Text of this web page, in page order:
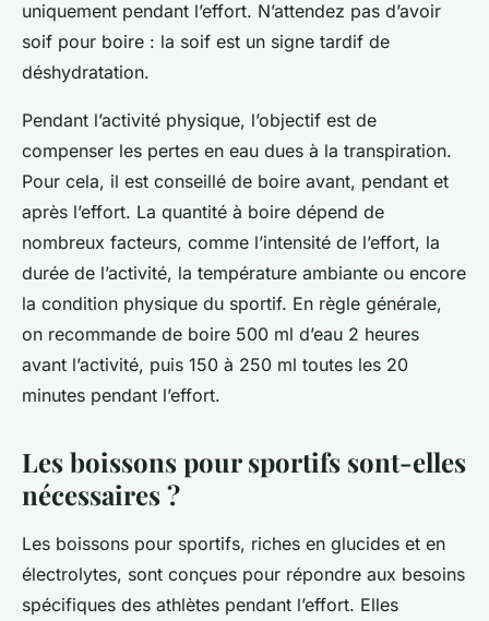
uniquement pendant l’effort. N’attendez pas d’avoir
soif pour boire : la soif est un signe tardif de
déshydratation.
Pendant l’activité physique, l’objectif est de
compenser les pertes en eau dues à la transpiration.
Pour cela, il est conseillé de boire avant, pendant et
après l’effort. La quantité à boire dépend de
nombreux facteurs, comme l’intensité de l’effort, la
durée de l’activité, la température ambiante ou encore
la condition physique du sportif. En règle générale,
on recommande de boire 500 ml d’eau 2 heures
avant l’activité, puis 150 à 250 ml toutes les 20
minutes pendant l’effort.
Les boissons pour sportifs sont-elles
nécessaires ?
Les boissons pour sportifs, riches en glucides et en
électrolytes, sont conçues pour répondre aux besoins
spécifiques des athlètes pendant l’effort. Elles